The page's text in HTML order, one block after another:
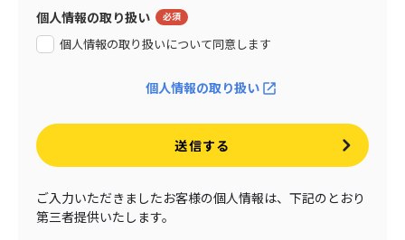
個人情報の取り扱い
個人情報の取り扱いについて同意します
個人情報の取り扱い
送信する
ご入力いただきましたお客様の個人情報は、下記のとおり
第三者提供いたします。